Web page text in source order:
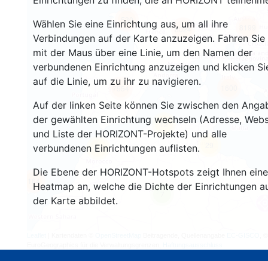
Wählen Sie eine Einrichtung aus, um all ihre
Verbindungen auf der Karte anzuzeigen. Fahren Sie
mit der Maus über eine Linie, um den Namen der
verbundenen Einrichtung anzuzeigen und klicken
auf die Linie, um zu ihr zu navigieren.
Auf der linken Seite können Sie zwischen den
der gewählten Einrichtung wechseln (Adresse,
und Liste der HORIZONT-Projekte) und alle
verbundenen Einrichtungen auflisten.
Die Ebene der HORIZONT-Hotspots zeigt Ihnen eine
Heatmap an, welche die Dichte der Einrichtungen
der Karte abbildet.
164
12
57
7554
530
8024